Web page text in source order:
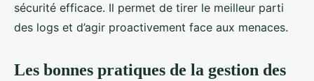
sécurité efficace. Il permet de tirer le meilleur parti
des logs et d’agir proactivement face aux menaces.
Les bonnes pratiques de la gestion des